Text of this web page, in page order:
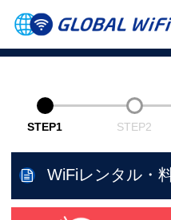
STEP1 STEP2
WiFiレンタル・